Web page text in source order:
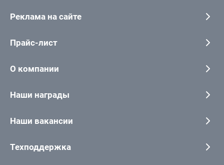
Реклама на сайте
Прайс-лист
О компании
Наши награды
Наши вакансии
Техподдержка